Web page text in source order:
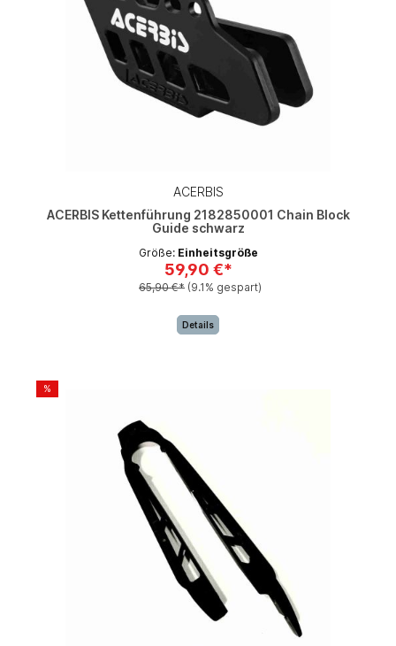
ACERBIS
ACERBIS Kettenführung 2182850001 Chain Block
Guide schwarz
Größe: Einheitsgröße
59,90 €*
65,90 €* (9.1% gespart)
Details
%